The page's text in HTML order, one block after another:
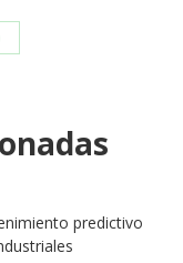
predictivo